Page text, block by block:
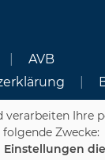
AVB
verarbeiten Ihre
Zwecke: